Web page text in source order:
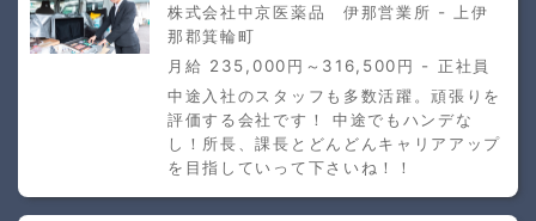
株式会社中京医薬品 伊那営業所 - 上伊
那郡箕輪町
月給 235,000円～316,500円 - 正社員
中途入社のスタッフも多数活躍。頑張りを
評価する会社です！ 中途でもハンデな
し！所長、課長とどんどんキャリアアップ
を目指していって下さいね！！